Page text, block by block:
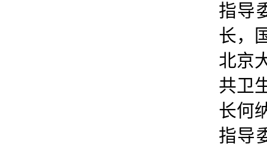
指导
长，
北京
共卫
长何
指导